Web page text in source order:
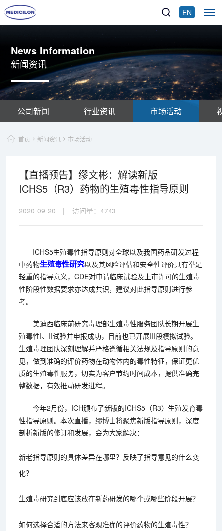
EN
News Information
新闻资讯
公司新闻 行业资讯 市场活动
首页 新闻资讯 市场活动
【直播预告】缪文彬：解读新版
ICHS5（R3）药物的生殖毒性指导原则
2020-09-20 | 访问量：4743
ICHS5生殖毒性指导原则对全球以及我国药品研发过程
中药物生殖毒性研究以及其风险评估和安全性评价具有举足
轻重的指导意义，CDE对申请临床试验及上市许可的生殖毒
性阶段性数据要求亦达成共识，建议对此指导原则进行参
考。
美迪西临床前研究毒理部生殖毒性服务团队长期开展生
殖毒性I、II试验并申报成功，目前也已开展III段模拟试验。
生殖毒理团队深刻理解并严格遵循相关法规及指导原则的意
见，做到准确的评价药物在动物体内的毒性特征，保证更优
质的生殖毒性服务，切实为客户节约时间成本，提供准确完
整数据，有效推动研发进程。
今年2月份，ICH颁布了新版的ICHS5（R3）生殖发育毒
性指导原则。本次直播，缪博士将聚焦新版指导原则，深度
剖析新版的修订和发展，会为大家解决：
新老指导原则的具体差异在哪里？反映了指导意见的什么变
化？
生殖毒研究到底应该放在新药研发的哪个或哪些阶段开展？
如何选择合适的方法来客观准确的评价药物的生殖毒性？